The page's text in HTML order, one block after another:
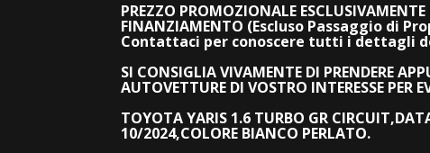
PREZZO PROMOZIONALE
FINANZIAMENTO (Escluso Passaggio di
Contattaci per conoscere tutti i dettagli
SI CONSIGLIA VIVAMENTE DI PRENDERE
AUTOVETTURE DI VOSTRO INTERESSE PER
TOYOTA YARIS 1.6 TURBO GR CIRCUIT,
10/2024,COLORE BIANCO PERLATO.